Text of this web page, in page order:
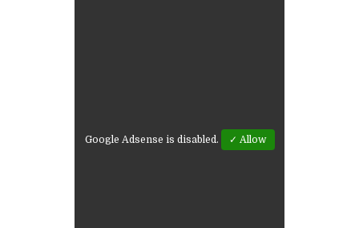
Google Adsense is disabled. ✓ Allow